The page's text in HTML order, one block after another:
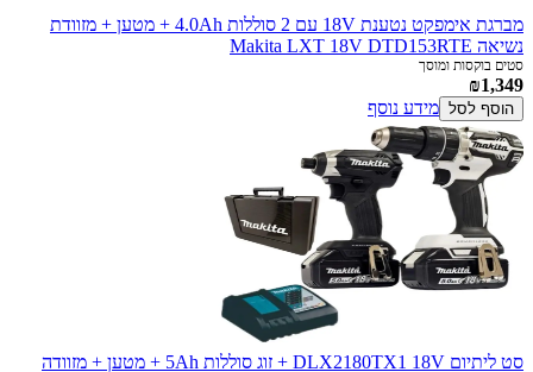
מברגת אימפקט נטענת 18V עם 2 סוללות 4.0Ah + מטען + מזוודת
נשיאה Makita LXT 18V DTD153RTE
סטים בוקסות ומוסך
₪1,349
הוסף לסל מידע נוסף
סט ליתיום DLX2180TX1 18V + זוג סוללות 5Ah + מטען + מזוודה